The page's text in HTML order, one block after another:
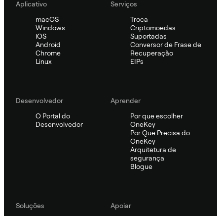
Aplicativo
macOS
Windows
iOS
Android
Chrome
Linux
Serviços
Troca
Criptomoedas
Suportadas
Conversor de Frase de
Recuperação
EIPs
Desenvolvedor
O Portal do
Desenvolvedor
Aprender
Por que escolher
OneKey
Por Que Precisa do
OneKey
Arquitetura de
segurança
Blogue
Soluções
Apoiar